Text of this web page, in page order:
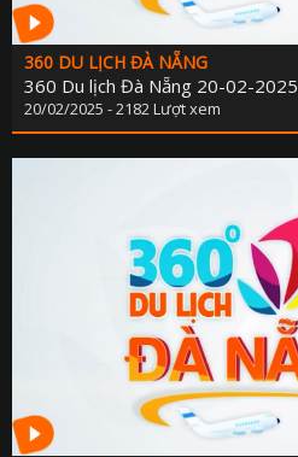
360 DU LỊCH ĐÀ NẴNG
360 Du lịch Đà Nẵng 20-02-2025
20/02/2025 - 2182 Lượt xem